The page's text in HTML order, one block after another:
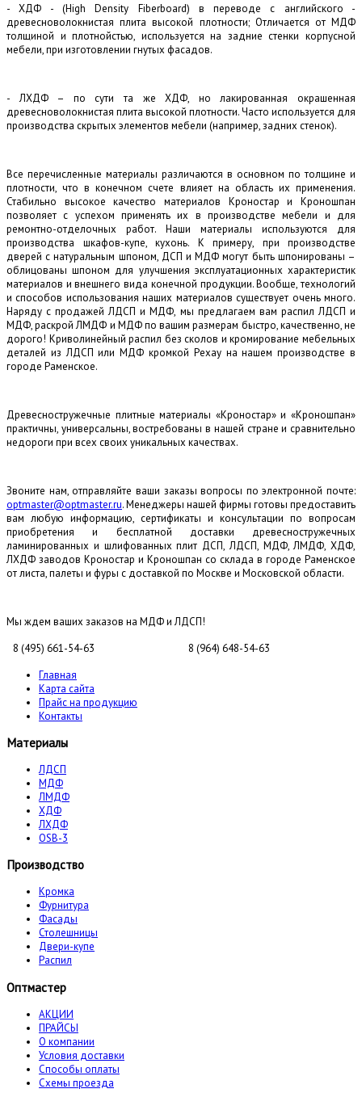
- ХДФ - (High Density Fiberboard) в переводе с английского -
древесноволокнистая плита высокой плотности; Отличается от МДФ
толщиной и плотнойстью, используется на задние стенки корпусной
мебели, при изготовлении гнутых фасадов.
- ЛХДФ – по сути та же ХДФ, но лакированная окрашенная
древесноволокнистая плита высокой плотности. Часто используется для
производства скрытых элементов мебели (например, задних стенок).
Все перечисленные материалы различаются в основном по толщине и
плотности, что в конечном счете влияет на область их применения.
Стабильно высокое качество материалов Кроностар и Кроношпан
позволяет с успехом применять их в производстве мебели и для
ремонтно-отделочных работ. Наши материалы используются для
производства шкафов-купе, кухонь. К примеру, при производстве
дверей с натуральным шпоном, ДСП и МДФ могут быть шпонированы –
облицованы шпоном для улучшения эксплуатационных характеристик
материалов и внешнего вида конечной продукции. Вообще, технологий
и способов использования наших материалов существует очень много.
Наряду с продажей ЛДСП и МДФ, мы предлагаем вам распил ЛДСП и
МДФ, раскрой ЛМДФ и МДФ по вашим размерам быстро, качественно, не
дорого! Криволинейный распил без сколов и кромирование мебельных
деталей из ЛДСП или МДФ кромкой Рехау на нашем производстве в
городе Раменское.
Древесностружечные плитные материалы «Кроностар» и «Кроношпан»
практичны, универсальны, востребованы в нашей стране и сравнительно
недороги при всех своих уникальных качествах.
Звоните нам, отправляйте ваши заказы вопросы по электронной почте:
optmaster@optmaster.ru. Менеджеры нашей фирмы готовы предоставить
вам любую информацию, сертификаты и консультации по вопросам
приобретения и бесплатной доставки древесностружечных
ламинированных и шлифованных плит ДСП, ЛДСП, МДФ, ЛМДФ, ХДФ,
ЛХДФ заводов Кроностар и Кроношпан со склада в городе Раменское
от листа, палеты и фуры с доставкой по Москве и Московской области.
Мы ждем ваших заказов на МДФ и ЛДСП!
8 (495) 661-54-63
8 (964) 648-54-63
Главная
Карта сайта
Прайс на продукцию
Контакты
Материалы
ЛДСП
МДФ
ЛМДФ
ХДФ
ЛХДФ
OSB-3
Производство
Кромка
Фурнитура
Фасады
Столешницы
Двери-купе
Распил
Оптмастер
АКЦИИ
ПРАЙСЫ
О компании
Условия доставки
Способы оплаты
Схемы проезда